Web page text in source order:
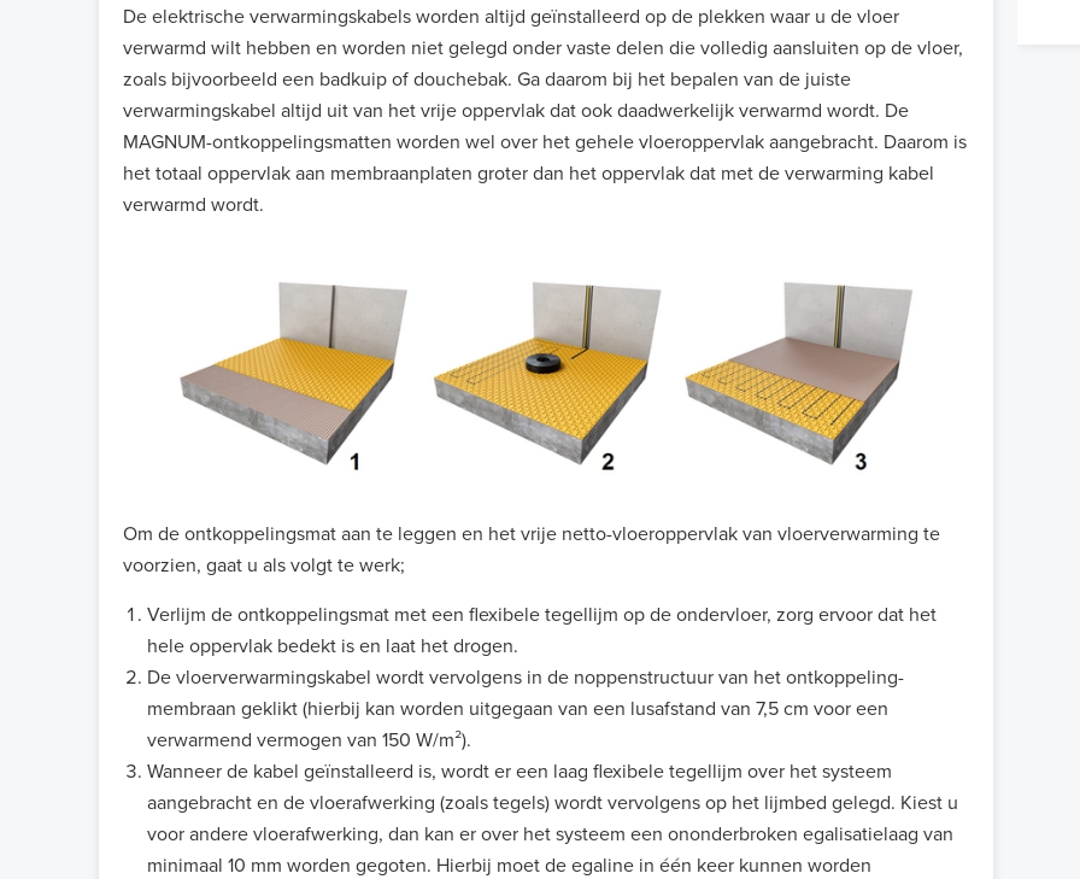
De elektrische verwarmingskabels worden altijd geïnstalleerd op de plekken waar u de vloer
verwarmd wilt hebben en worden niet gelegd onder vaste delen die volledig aansluiten op de vloer,
zoals bijvoorbeeld een badkuip of douchebak. Ga daarom bij het bepalen van de juiste
verwarmingskabel altijd uit van het vrije oppervlak dat ook daadwerkelijk verwarmd wordt. De
MAGNUM-ontkoppelingsmatten worden wel over het gehele vloeroppervlak aangebracht. Daarom is
het totaal oppervlak aan membraanplaten groter dan het oppervlak dat met de verwarming kabel
verwarmd wordt.
Om de ontkoppelingsmat aan te leggen en het vrije netto-vloeroppervlak van vloerverwarming te
voorzien, gaat u als volgt te werk;
Verlijm de ontkoppelingsmat met een flexibele tegellijm op de ondervloer, zorg ervoor dat het
hele oppervlak bedekt is en laat het drogen.
De vloerverwarmingskabel wordt vervolgens in de noppenstructuur van het ontkoppeling-
membraan geklikt (hierbij kan worden uitgegaan van een lusafstand van 7,5 cm voor een
verwarmend vermogen van 150 W/m²).
Wanneer de kabel geïnstalleerd is, wordt er een laag flexibele tegellijm over het systeem
aangebracht en de vloerafwerking (zoals tegels) wordt vervolgens op het lijmbed gelegd. Kiest u
voor andere vloerafwerking, dan kan er over het systeem een ononderbroken egalisatielaag van
minimaal 10 mm worden gegoten. Hierbij moet de egaline in één keer kunnen worden